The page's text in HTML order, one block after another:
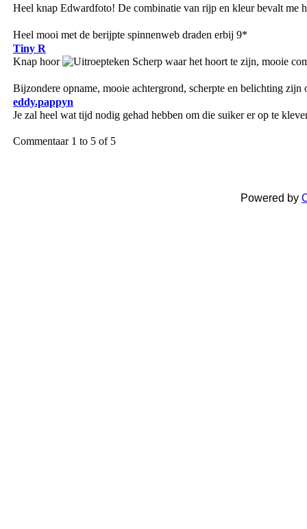
Heel knap Edwardfoto! De combinatie van rijp en kleur bevalt me
Heel mooi met de berijpte spinnenweb draden erbij 9*
Tiny R
Knap hoor
Scherp waar het hoort te zijn, mooie
Bijzondere opname, mooie achtergrond, scherpte en belichting
eddy.pappyn
Je zal heel wat tijd nodig gehad hebben om die suiker er op te
Commentaar 1 to 5 of 5
Powered by